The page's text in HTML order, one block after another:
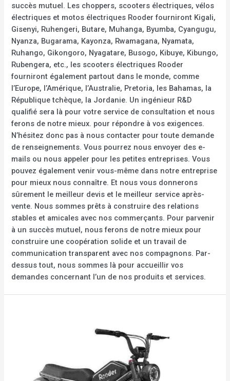
succès mutuel. Les choppers, scooters électriques, vélos
électriques et motos électriques Rooder fourniront Kigali,
Gisenyi, Ruhengeri, Butare, Muhanga, Byumba, Cyangugu,
Nyanza, Bugarama, Kayonza, Rwamagana, Nyamata,
Ruhango, Gikongoro, Nyagatare, Busogo, Kibuye, Kibungo,
Rubengera, etc., les scooters électriques Rooder
fourniront également partout dans le monde, comme
l’Europe, l’Amérique, l’Australie, Pretoria, les Bahamas, la
République tchèque, la Jordanie. Un ingénieur R&D
qualifié sera là pour votre service de consultation et nous
ferons de notre mieux. pour répondre à vos exigences.
N’hésitez donc pas à nous contacter pour toute demande
de renseignements. Vous pourrez nous envoyer des e-
mails ou nous appeler pour les petites entreprises. Vous
pouvez également venir vous-même dans notre entreprise
pour mieux nous connaître. Et nous vous donnerons
sûrement le meilleur devis et le meilleur service après-
vente. Nous sommes prêts à construire des relations
stables et amicales avec nos commerçants. Pour parvenir
à un succès mutuel, nous ferons de notre mieux pour
construire une coopération solide et un travail de
communication transparent avec nos compagnons. Par-
dessus tout, nous sommes là pour accueillir vos
demandes concernant l’un de nos produits et services.